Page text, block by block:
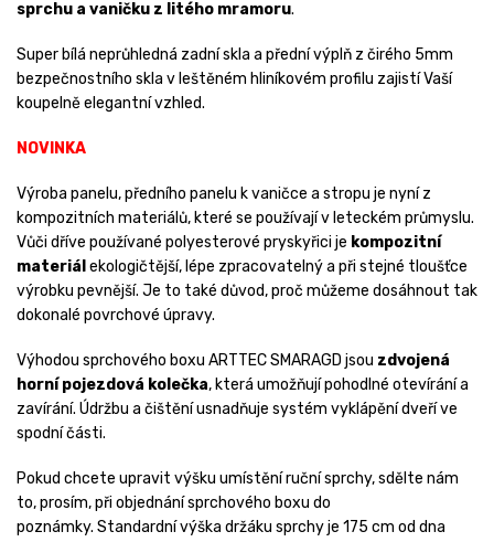
sprchu a vaničku z litého mramoru.
Super bílá neprůhledná zadní skla a přední výplň z čirého 5mm
bezpečnostního skla v leštěném hliníkovém profilu zajistí Vaší
koupelně elegantní vzhled.
NOVINKA
Výroba panelu, předního panelu k vaničce a stropu je nyní z
kompozitních materiálů, které se používají v leteckém průmyslu.
Vůči dříve používané polyesterové pryskyřici je kompozitní
materiál ekologičtější, lépe zpracovatelný a při stejné tloušťce
výrobku pevnější. Je to také důvod, proč můžeme dosáhnout tak
dokonalé povrchové úpravy.
Výhodou sprchového boxu ARTTEC SMARAGD jsou zdvojená
horní pojezdová kolečka, která umožňují pohodlné otevírání a
zavírání. Údržbu a čištění usnadňuje systém vyklápění dveří ve
spodní části.
Pokud chcete upravit výšku umístění ruční sprchy, sdělte nám
to, prosím, při objednání sprchového boxu do
poznámky. Standardní výška držáku sprchy je 175 cm od dna